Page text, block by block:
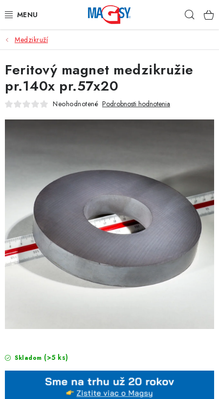
na
HLAVNÉ KATEGÓRIE
MAGNETICKÉ POMÔCKY
PRIEMYSELNÉ MAGNETY
OSTATNÉ MAGNETY
Obchodné podmienky
Ochrana osobných údajov
Odstúpenie od zmluvy
Medzikruží
Skladom (>5 ks)
Feritový magnet medzikružie
pr.140x pr.57x20
Neohodnotené Podrobnosti hodnotenia